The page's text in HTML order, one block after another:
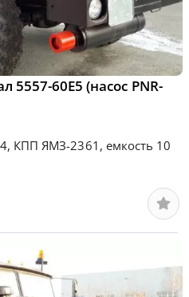
60Е5 (насос PNR-
КПП ЯМЗ-2361, емкость 10